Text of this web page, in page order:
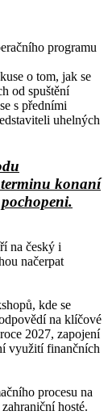
programu
o tom, jak se
od spuštění
s předními
uhelných
konaní
na český i
načerpat
kde se
na klíčové
2027, zapojení
využití finančních
procesu na
hosté.